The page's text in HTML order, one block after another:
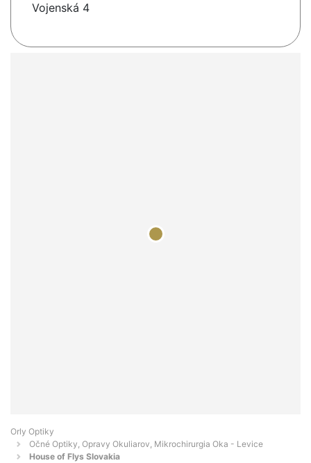
Vojenská 4
Orly Optiky
Očné Optiky, Opravy Okuliarov, Mikrochirurgia Oka - Levice
House of Flys Slovakia